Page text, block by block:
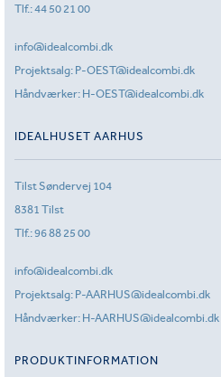
Tlf.:44 50 21 00
info@idealcombi.dk
Projektsalg: P-OEST@idealcombi.dk
Håndværker: H-OEST@idealcombi.dk
IDEALHUSET AARHUS
Tilst Søndervej 104
8381 Tilst
Tlf.:96 88 25 00
info@idealcombi.dk
Projektsalg: P-AARHUS@idealcombi.dk
Håndværker: H-AARHUS@idealcombi.dk
PRODUKTINFORMATION